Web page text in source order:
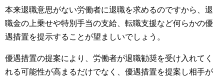
本来退職意思がない労働者に退職を求めるのですから、退
職金の上乗せや特別手当の支給、転職支援など何らかの優
遇措置を提示することが望ましいでしょう。
優遇措置の提案により、労働者が退職勧奨を受け入れてく
れる可能性が高まるだけでなく、優遇措置を提案し相手が